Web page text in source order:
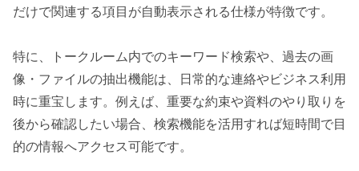
だけで関連する項目が自動表示される仕様が特徴です。
特に、トークルーム内でのキーワード検索や、過去の画
像・ファイルの抽出機能は、日常的な連絡やビジネス利用
時に重宝します。例えば、重要な約束や資料のやり取りを
後から確認したい場合、検索機能を活用すれば短時間で目
的の情報へアクセス可能です。